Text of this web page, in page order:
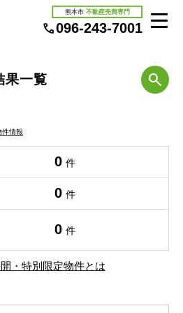
熊本市 不動産売買専門
096-243-7001
果一覧
件情報
0 件
0 件
0 件
・特別限定物件とは